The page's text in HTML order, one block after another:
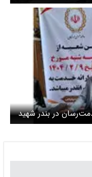
در بندر شهید